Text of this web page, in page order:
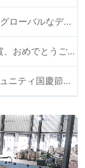
eSign.AI × Alibaba Cloud | Fintech向けグローバルなデジタルトラスト強化に向けて連携
eSign.AIの2025 CAHK STAR Award受賞、おめでとうございます！
香港テクノロジー・イノベーションコミュニティ国慶節ディナー